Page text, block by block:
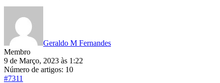
Geraldo M Fernandes
Membro
9 de Março, 2023 às 1:22
Número de artigos: 10
#7311